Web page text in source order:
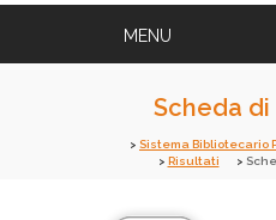
Scheda
Sistema Bibliotecario
Risultati